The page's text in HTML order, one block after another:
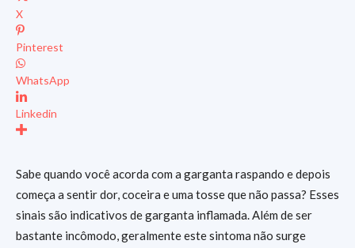
X
Pinterest
WhatsApp
Linkedin
Sabe quando você acorda com a garganta raspando e depois
começa a sentir dor, coceira e uma tosse que não passa? Esses
sinais são indicativos de garganta inflamada. Além de ser
bastante incômodo, geralmente este sintoma não surge